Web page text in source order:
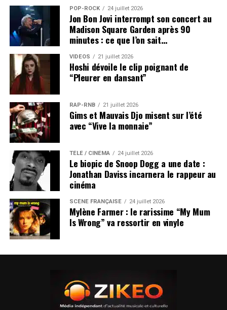
POP-ROCK 24 juillet 2026
Jon Bon Jovi interrompt son concert au
Madison Square Garden après 90
minutes : ce que l’on sait…
VIDEOS 21 juillet 2026
Hoshi dévoile le clip poignant de
“Pleurer en dansant”
RAP-RNB 21 juillet 2026
Gims et Mauvais Djo misent sur l’été
avec “Vive la monnaie”
TÉLÉ / CINÉMA 24 juillet 2026
Le biopic de Snoop Dogg a une date :
Jonathan Daviss incarnera le rappeur au
cinéma
SCÈNE FRANÇAISE 24 juillet 2026
Mylène Farmer : le rarissime “My Mum
Is Wrong” va ressortir en vinyle